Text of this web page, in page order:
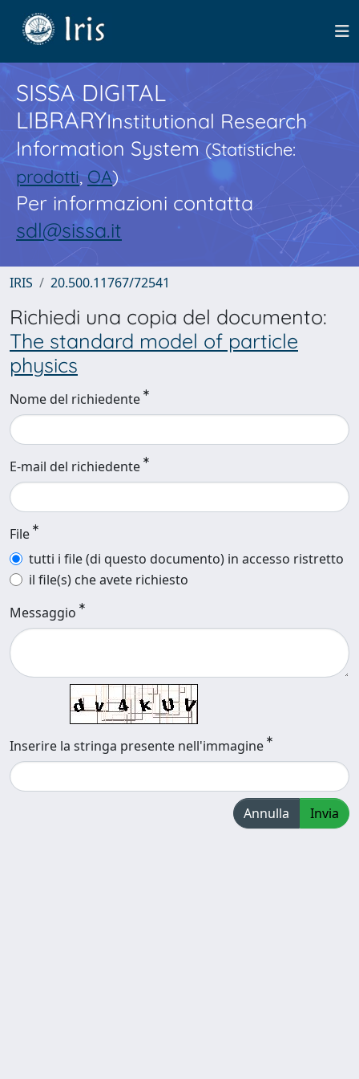
SISSA DIGITAL
LIBRARYInstitutional Research
Information System(Statistiche:
prodotti,OA)
Per informazioni contatta
sdl@sissa.it
IRIS 20.500.11767/72541
Richiedi una copia del documento:
The standard model of particle
physics
Nome del richiedente
E-mail del richiedente
File
tutti i file (di questo documento) in accesso ristretto
il file(s) che avete richiesto
Messaggio
Inserire la stringa presente nell'immagine
Annulla Invia